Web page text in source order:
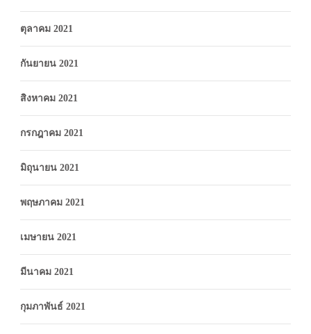
ตุลาคม 2021
กันยายน 2021
สิงหาคม 2021
กรกฎาคม 2021
มิถุนายน 2021
พฤษภาคม 2021
เมษายน 2021
มีนาคม 2021
กุมภาพันธ์ 2021